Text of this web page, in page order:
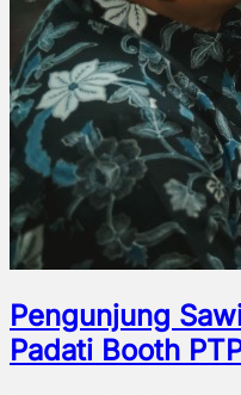
Pengunjung
Padati Booth